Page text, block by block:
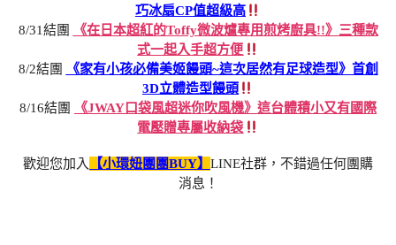
巧冰扇CP值超級高
8/31結團
《在日本超紅的Toffy微波爐專用煎烤廚具!!》三種款
式一起入手超方便
8/2結團
《家有小孩必備美姬饅頭~這次居然有足球造型》首創
3D立體造型饅頭
8/16結團
《JWAY口袋風超迷你吹風機》這台體積小又有國際
電壓贈專屬收納袋
歡迎您加入 【小環妞團團BUY】 LINE社群，不錯過任何團購
消息！